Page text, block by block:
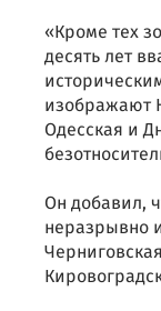
«Кроме тех
десять лет
изображают
Одесская и
Он добавил,
неразрывно